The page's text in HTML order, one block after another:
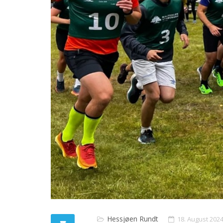
Hessjøen Rundt 18. August 2024